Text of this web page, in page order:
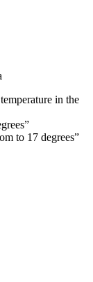
in the
to 17 degrees”